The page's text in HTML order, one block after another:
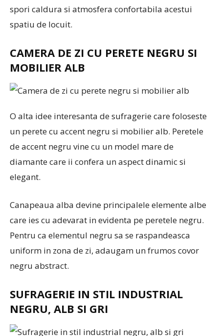
spori caldura si atmosfera confortabila acestui
spatiu de locuit.
CAMERA DE ZI CU PERETE NEGRU SI
MOBILIER ALB
O alta idee interesanta de sufragerie care foloseste
un perete cu accent negru si mobilier alb. Peretele
de accent negru vine cu un model mare de
diamante care ii confera un aspect dinamic si
elegant.
Canapeaua alba devine principalele elemente albe
care ies cu adevarat in evidenta pe peretele negru.
Pentru ca elementul negru sa se raspandeasca
uniform in zona de zi, adaugam un frumos covor
negru abstract.
SUFRAGERIE IN STIL INDUSTRIAL
NEGRU, ALB SI GRI